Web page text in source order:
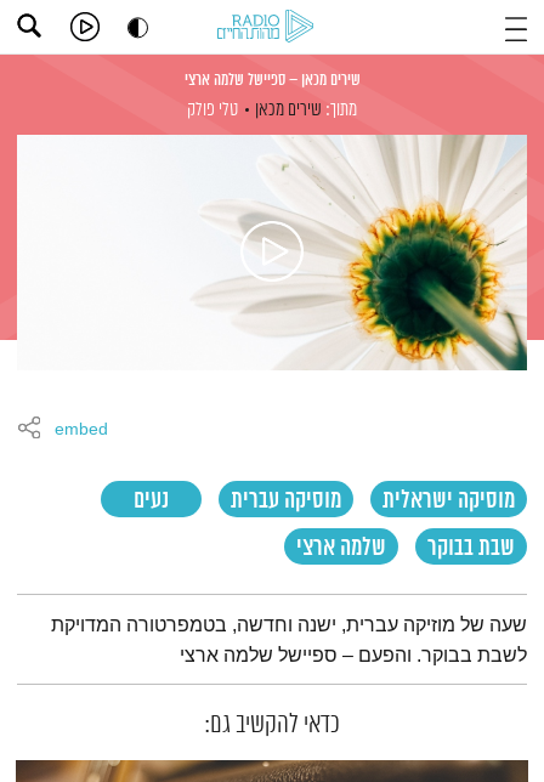
שירים מכאן – ספיישל שלמה ארצי
מתוך: שירים מכאן טלי פולק
מוסיקה ישראלית מוסיקה עברית
נעים
שבת בבוקר
שלמה ארצי
embed
תמצית הפודקאסט
שעה של מוזיקה עברית, ישנה וחדשה, בטמפרטורה המדויקת
לשבת בבוקר. והפעם – ספיישל שלמה ארצי
כדאי להקשיב גם: